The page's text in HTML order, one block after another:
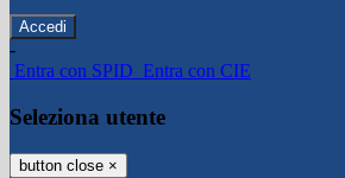
-
Entra con SPID Entra con CIE
Seleziona utente
button close ×